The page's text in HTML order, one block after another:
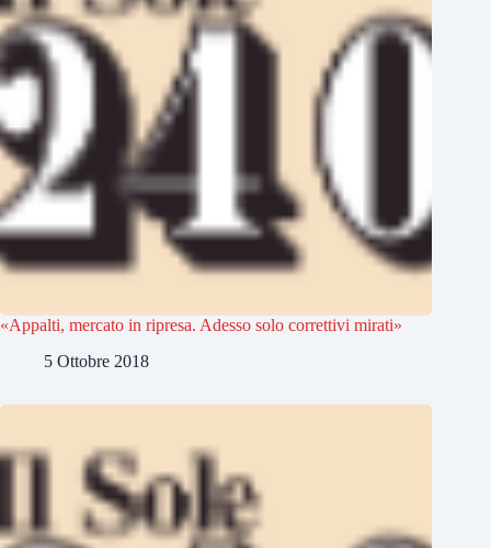
«Appalti, mercato in ripresa. Adesso solo correttivi mirati»
5 Ottobre 2018